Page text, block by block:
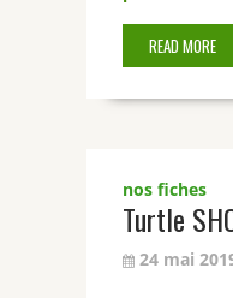
READ MORE
nos fiches
Turtle
24 mai